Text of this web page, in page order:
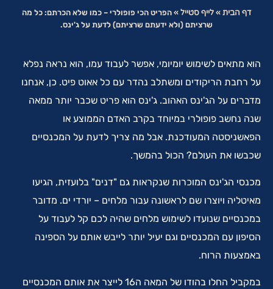
דף הבית »לייף סטייל »הפריט הכי פופולרי – כמו שלא הכרתם: כל מה
שרציתם (ולא ידעתם שרציתם) לדעת על ג'ינס.
הוא מתאים לשימוש יומיומי, אפשר לעבוד עמו, הוא נראה נפלא
על רחבת הריקודים ומשתלב נהדר עם כל אאוט פיט. כן, אנחנו
מדברים על הג'ינס האהוב. ג'ינס הוא פריט שכבר יותר ממאה
שנה נחשב פופולרי במיוחד בקרב האדם הממוצע או
הפאשניסטה המעודכנת. אבל מה צריך לדעת על המכנסיים
שכבשו את העולם? הכול בהמשך.
מכנסי הג'ינס המוכרות שנקראות גם "דנים" בלועזית, הגיעו
מאיטליה ויוצרו שם לראשונה עבור מלחים – יורדי ים. מדובר
במכנסיים שנועדו לשימוש מלחים שהיה לכם קל לעבוד על
הסיפון עם המכנסיים וגם יעיל יותר לייבש אותם על הספינה
באמצעות הרוח.
במקביל החלו בהודו של המאה ה16 לייצר את אותם המכנסיים